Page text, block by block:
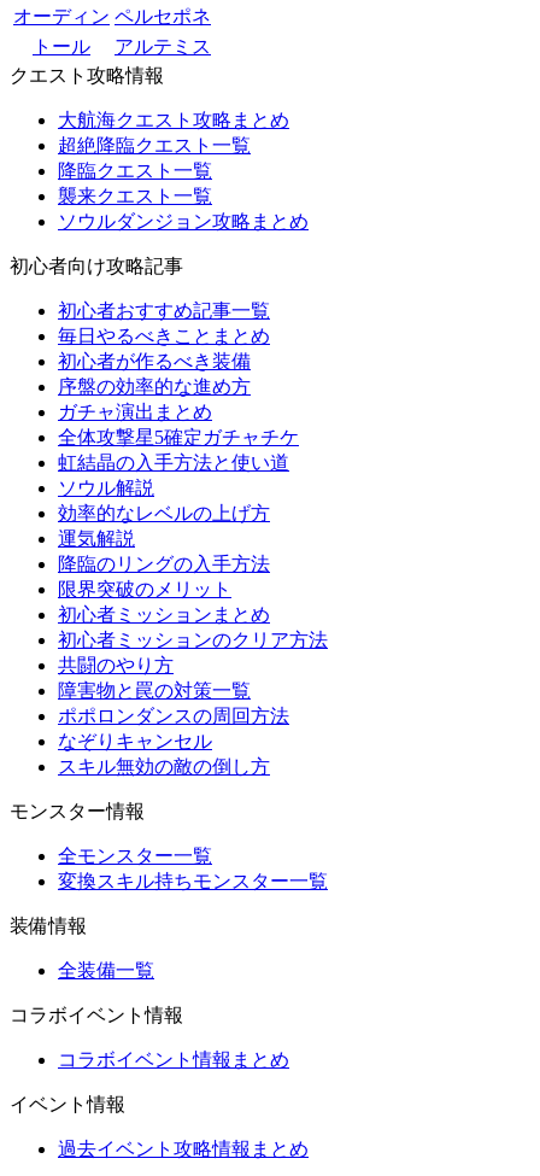
オーディン ペルセポネ
トール
アルテミス
クエスト攻略情報
大航海クエスト攻略まとめ
超絶降臨クエスト一覧
降臨クエスト一覧
襲来クエスト一覧
ソウルダンジョン攻略まとめ
初心者向け攻略記事
初心者おすすめ記事一覧
毎日やるべきことまとめ
初心者が作るべき装備
序盤の効率的な進め方
ガチャ演出まとめ
全体攻撃星5確定ガチャチケ
虹結晶の入手方法と使い道
ソウル解説
効率的なレベルの上げ方
運気解説
降臨のリングの入手方法
限界突破のメリット
初心者ミッションまとめ
初心者ミッションのクリア方法
共闘のやり方
障害物と罠の対策一覧
ポポロンダンスの周回方法
なぞりキャンセル
スキル無効の敵の倒し方
モンスター情報
全モンスター一覧
変換スキル持ちモンスター一覧
装備情報
全装備一覧
コラボイベント情報
コラボイベント情報まとめ
イベント情報
過去イベント攻略情報まとめ